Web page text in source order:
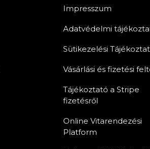
Impresszum
Adatvédelmi
Sütikezelési
Vásárlási és fizetési
Tájékoztató a Stripe
fizetésről
Online Vitarendezési
Platform